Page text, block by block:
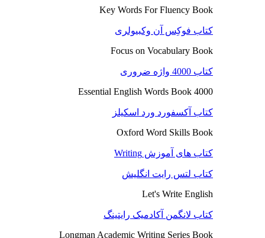
Key Words For Fluency Book
کتاب فوکِس آن وکبیولری
Focus on Vocabulary Book
کتاب 4000 واژه ضروری
4000 Essential English Words Book
کتاب آکسفورد ورد اسکیلز
Oxford Word Skills Book
کتاب های آموزش Writing
کتاب لتس رایت انگلیش
Let's Write English
کتاب لانگمن آکادمیک رایتینگ
Longman Academic Writing Series Book